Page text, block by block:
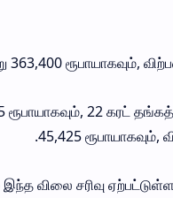
22 கரட்
45,425 ரூபாயாகவும்,
இந்த விலை சரிவு